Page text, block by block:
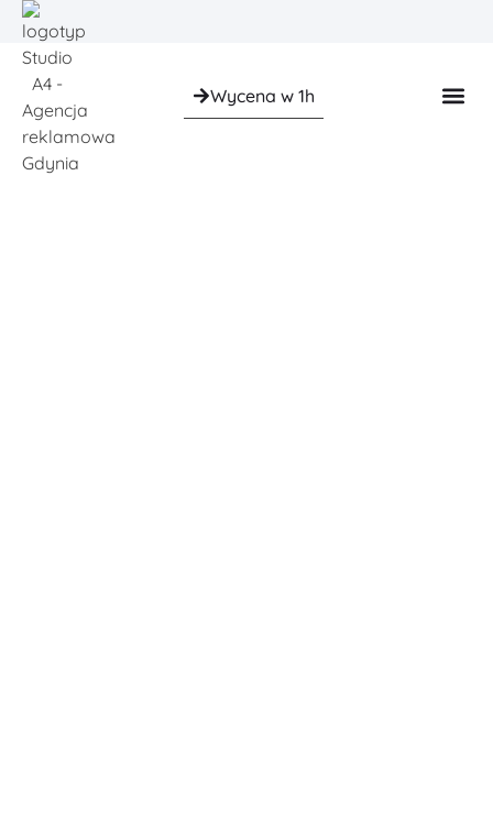
Wycena w 1h